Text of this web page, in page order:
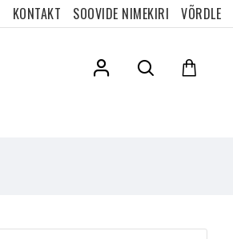
KONTAKT SOOVIDE NIMEKIRI VÕRDLE